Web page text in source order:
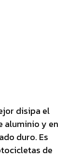
disipa el
aluminio y en
duro. Es
de